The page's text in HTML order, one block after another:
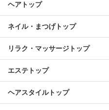
ヘアトップ
ネイル・まつげトップ
リラク・マッサージトップ
エステトップ
ヘアスタイルトップ